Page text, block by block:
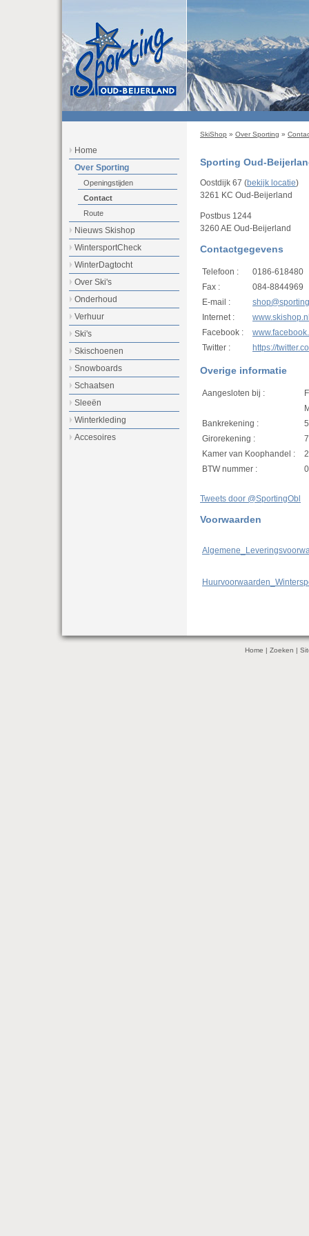
SkiShop » Over Sporting »
Sporting Oud-
Oostdijk 67 (bekijk locatie)
3261 KC Oud-Beijerland
Postbus 1244
3260 AE Oud-Beijerland
Contactgegevens
Telefoon :
0186-618480
Fax :
084-8844969
E-mail :
shop@
Internet :
Facebook :
Twitter :
https://
Overige informatie
Aangesloten bij :
Bankrekening :
Girorekening :
Kamer van Koophandel :
BTW nummer :
Tweets door @SportingObl
Voorwaarden
Home
Over Sporting
Openingstijden
Contact
Route
Nieuws Skishop
WintersportCheck
WinterDagtocht
Over Ski's
Onderhoud
Verhuur
Ski's
Skischoenen
Snowboards
Schaatsen
Sleeën
Winterkleding
Accesoires
Home | Zoeken |